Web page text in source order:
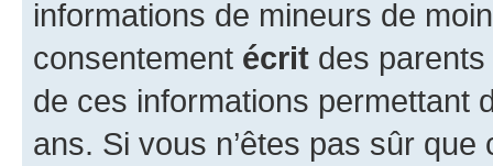
informations de mineurs de
consentement écrit des parents
de ces informations permettant
ans. Si vous n’êtes pas sûr